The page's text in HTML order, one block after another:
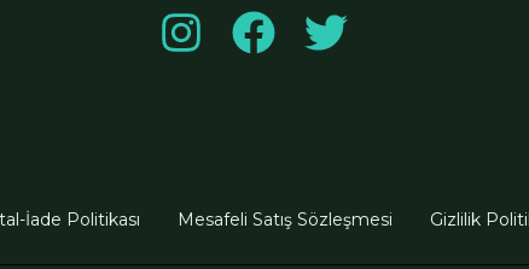
İade Politikası Mesafeli Satış Sözleşmesi Gizlilik